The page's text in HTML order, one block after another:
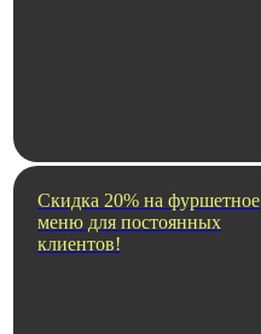
Скидка 20% на фуршетное
меню для постоянных
клиентов!